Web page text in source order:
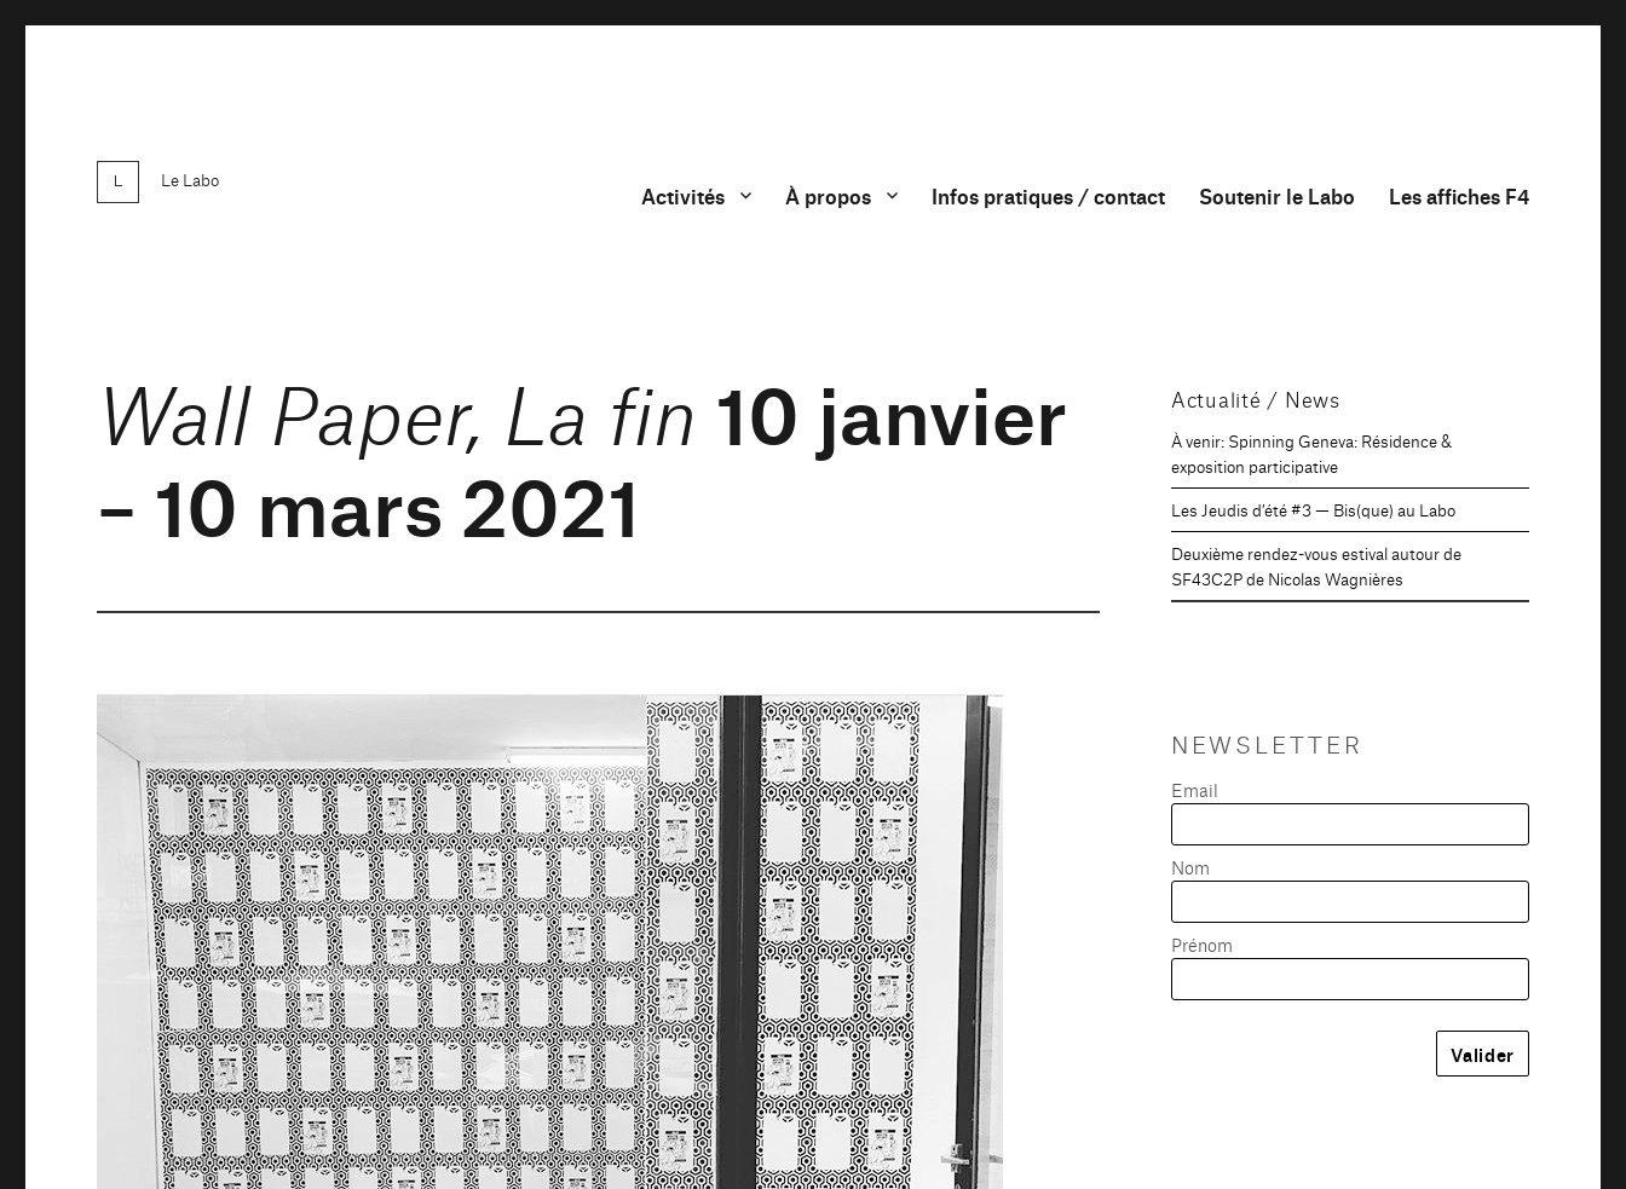
Le Labo
Activités À propos Infos pratiques / contact Soutenir le Labo Les affiches F4
Wall Paper, La fin 10 janvier
– 10 mars 2021
Actualité / News
À venir: Spinning Geneva: Résidence &
exposition participative
Les Jeudis d’été #3 — Bis(que) au Labo
Deuxième rendez-vous estival autour de
SF43C2P de Nicolas Wagnières
NEWSLETTER
Email
Nom
Prénom